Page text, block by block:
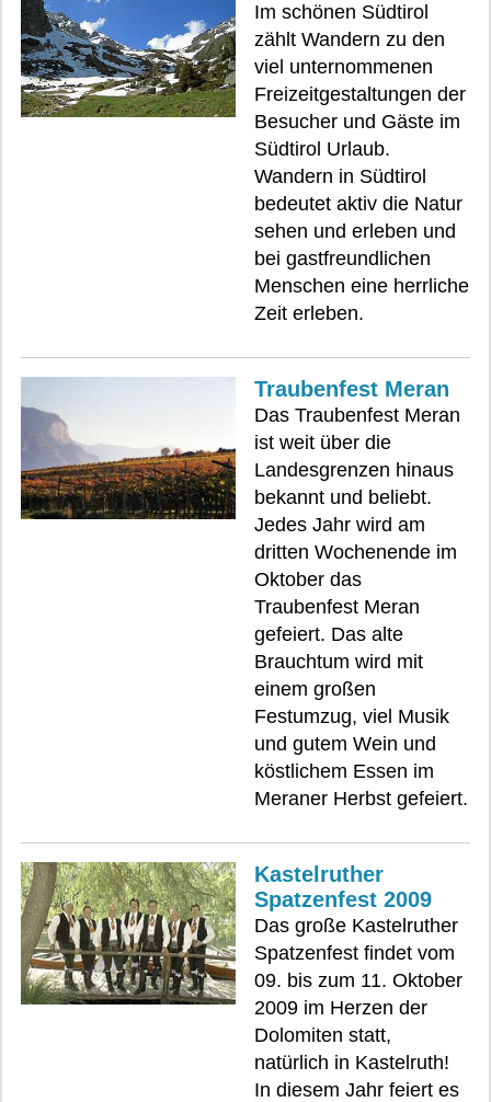
Im schönen Südtirol
zählt Wandern zu den
viel unternommenen
Freizeitgestaltungen der
Besucher und Gäste im
Südtirol Urlaub.
Wandern in Südtirol
bedeutet aktiv die Natur
sehen und erleben und
bei gastfreundlichen
Menschen eine herrliche
Zeit erleben.
Traubenfest Meran
Das Traubenfest Meran
ist weit über die
Landesgrenzen hinaus
bekannt und beliebt.
Jedes Jahr wird am
dritten Wochenende im
Oktober das
Traubenfest Meran
gefeiert. Das alte
Brauchtum wird mit
einem großen
Festumzug, viel Musik
und gutem Wein und
köstlichem Essen im
Meraner Herbst gefeiert.
Kastelruther
Spatzenfest 2009
Das große Kastelruther
Spatzenfest findet vom
09. bis zum 11. Oktober
2009 im Herzen der
Dolomiten statt,
natürlich in Kastelruth!
In diesem Jahr feiert es